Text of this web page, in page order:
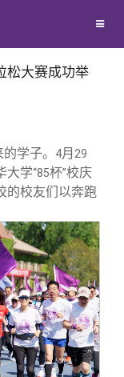
松大赛成功举
学子。 4月 29
大学“85杯”校庆
的校友们以奔跑